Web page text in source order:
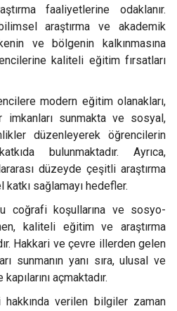
faaliyetlerine odaklanır.
araştırma ve akademik
ve bölgenin kalkınmasına
kaliteli eğitim fırsatları
modern eğitim olanakları,
imkanları sunmakta ve sosyal,
düzenleyerek öğrencilerin
bulunmaktadır. Ayrıca,
düzeyde çeşitli araştırma
sağlamayı hedefler.
coğrafi koşullarına ve sosyo-
kaliteli eğitim ve araştırma
Hakkari ve çevre illerden gelen
sunmanın yanı sıra, ulusal ve
açmaktadır.
verilen bilgiler zaman